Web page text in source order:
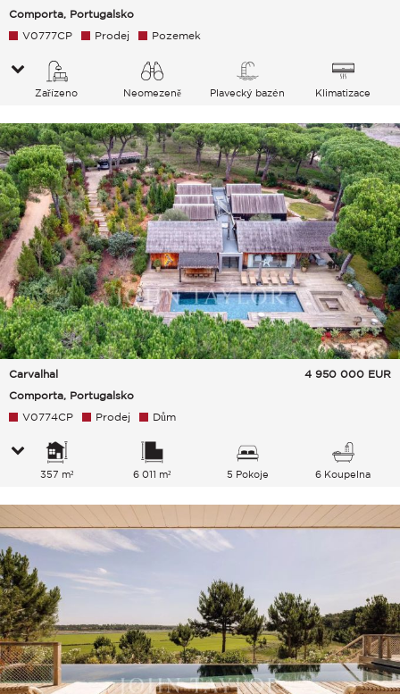
Comporta, Portugalsko
V0777CP Prodej Pozemek
Zařízeno
Neomezeně
Plavecký bazén Klimatizace
Carvalhal
Comporta, Portugalsko
4 950 000 EUR
V0774CP Prodej Dům
357 m² 6 011 m² 5 Pokoje 6 Koupelna